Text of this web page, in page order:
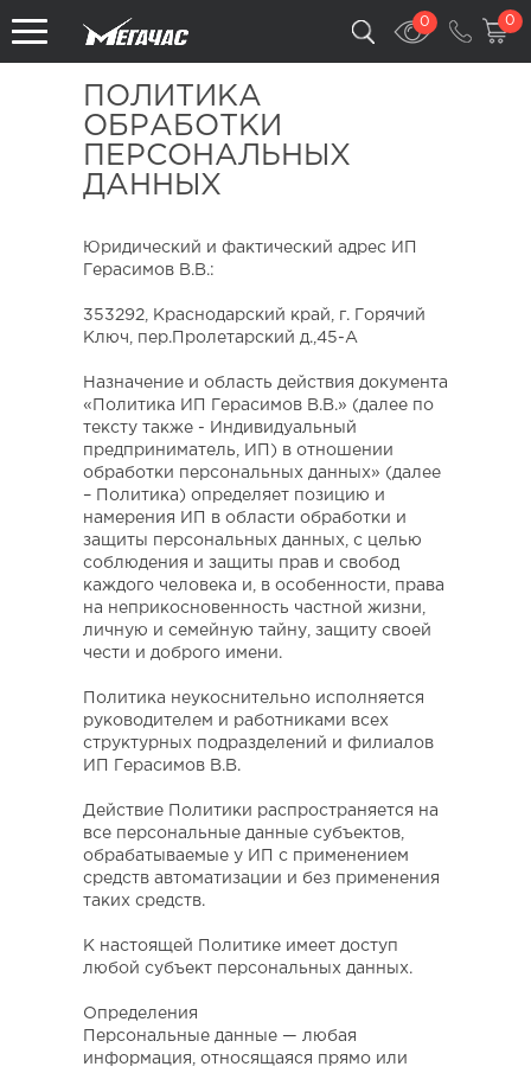
0 0
ПОЛИТИКА
ОБРАБОТКИ
ПЕРСОНАЛЬНЫХ
ДАННЫХ
Юридический и фактический адрес ИП
Герасимов В.В.:
353292, Краснодарский край, г. Горячий
Ключ, пер.Пролетарский д.,45-А
Назначение и область действия документа
«Политика ИП Герасимов В.В.» (далее по
тексту также - Индивидуальный
предприниматель, ИП) в отношении
обработки персональных данных» (далее
– Политика) определяет позицию и
намерения ИП в области обработки и
защиты персональных данных, с целью
соблюдения и защиты прав и свобод
каждого человека и, в особенности, права
на неприкосновенность частной жизни,
личную и семейную тайну, защиту своей
чести и доброго имени.
Политика неукоснительно исполняется
руководителем и работниками всех
структурных подразделений и филиалов
ИП Герасимов В.В.
Действие Политики распространяется на
все персональные данные субъектов,
обрабатываемые у ИП с применением
средств автоматизации и без применения
таких средств.
К настоящей Политике имеет доступ
любой субъект персональных данных.
Определения
Персональные данные — любая
информация, относящаяся прямо или